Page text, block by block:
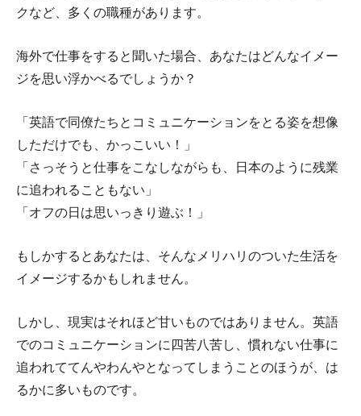
クなど、多くの職種があります。
海外で仕事をすると聞いた場合、あなたはどんなイメー
ジを思い浮かべるでしょうか？
「英語で同僚たちとコミュニケーションをとる姿を想像
しただけでも、かっこいい！」
「さっそうと仕事をこなしながらも、日本のように残業
に追われることもない」
「オフの日は思いっきり遊ぶ！」
もしかするとあなたは、そんなメリハリのついた生活を
イメージするかもしれません。
しかし、現実はそれほど甘いものではありません。英語
でのコミュニケーションに四苦八苦し、慣れない仕事に
追われててんやわんやとなってしまうことのほうが、は
るかに多いものです。